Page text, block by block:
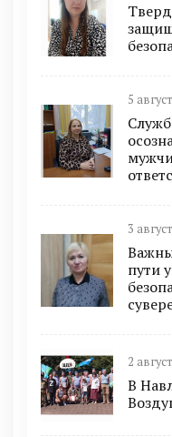
5
3
пути
2
В